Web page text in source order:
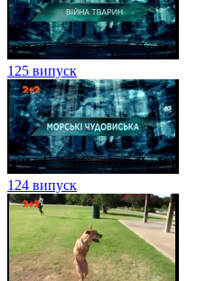
125 випуск
124 випуск